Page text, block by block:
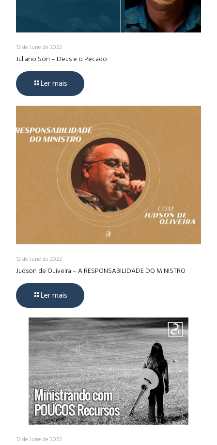
12 de June de 2022
Juliano Son – Deus e o Pecado
Ler mais
12 de June de 2022
Judson de OLiveira – A RESPONSABILIDADE DO MINISTRO
Ler mais
12 de June de 2022